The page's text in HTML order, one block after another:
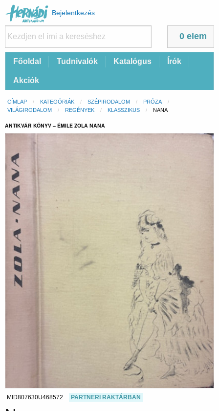
Felhasználói
fiók
menüje
Bejelentkezés
0 elem
FőFőoldal Tudnivalók Katalógus Írók
Akciók
Morzsa
CÍMLAP KATEGÓRIÁK SZÉPIRODALOM
PRÓZA
VILÁGIRODALOM
REGÉNYEK KLASSZIKUS CURRENT:
NANA
ANTIKVÁR KÖNYV – ÉMILE ZOLA NANA
MID807630U468572 PARTNERI RAKTÁRBAN